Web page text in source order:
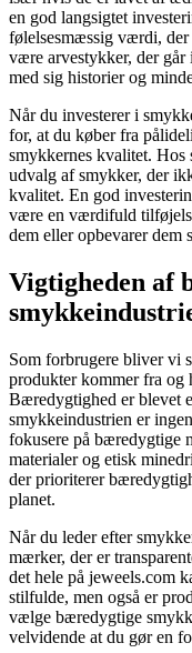
en god langsigtet
følelsesmæssig værdi,
være arvestykker, der går
med sig historier og
Når du investerer i
for, at du køber fra
smykkernes kvalitet. Hos
udvalg af smykker, der
kvalitet. En god
være en værdifuld
dem eller opbevarer dem
Vigtigheden af
Som forbrugere bliver vi
produkter kommer fra
Bæredygtighed er blevet
smykkeindustrien er
fokusere på bæredygtige
materialer og etisk
der prioriterer
planet.
Når du leder efter
mærker, der er
det hele på jeweels.com
stilfulde, men også er
vælge bæredygtige
velvidende at du gør en